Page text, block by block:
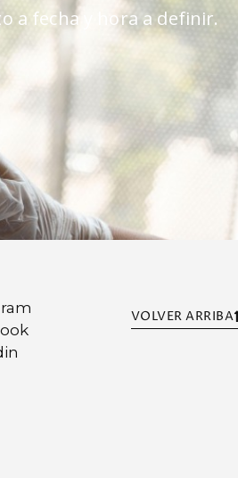
a fecha y hora a definir.
VOLVER ARRIBA